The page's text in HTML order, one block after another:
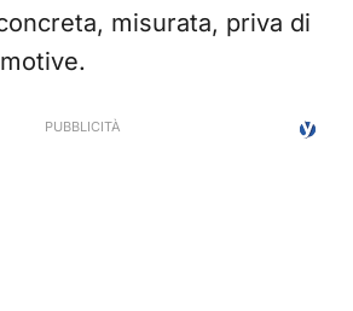
misurata, priva di